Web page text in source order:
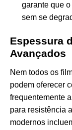
garante que
sem se
Espessura
Avançados
Nem todos os
podem oferecer
frequentemente
para resistência
modernos